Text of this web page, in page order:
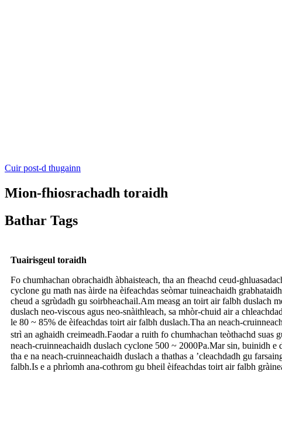
Cuir post-d thugainn
Mion-fhiosrachadh toraidh
Bathar Tags
Tuairisgeul toraidh
Fo chumhachan obrachaidh àbhaisteach, tha an fheachd ceud-
cyclone gu math nas àirde na èifeachdas seòmar tuineachaidh
cheud a sgrùdadh gu soirbheachail.Am measg an toirt air falbh duslach
duslach neo-viscous agus neo-snàithleach, sa mhòr-chuid air a
le 80 ~ 85% de èifeachdas toirt air falbh duslach.Tha an neach-
strì an aghaidh creimeadh.Faodar a ruith fo chumhachan teòthachd
neach-cruinneachaidh duslach cyclone 500 ~ 2000Pa.Mar sin, buinidh e
tha e na neach-cruinneachaidh duslach a thathas a ’cleachdadh gu
falbh.Is e a phrìomh ana-cothrom gu bheil èifeachdas toirt air falbh